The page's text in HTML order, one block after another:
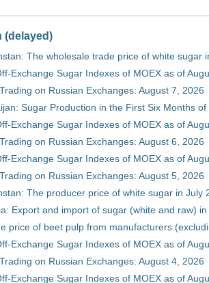
(delayed)
The wholesale trade price of white sugar
Exchange Sugar Indexes of MOEX as of
on Russian Exchanges: August 7, 2026
Sugar Production in the First Six Months of
Exchange Sugar Indexes of MOEX as of
on Russian Exchanges: August 6, 2026
Exchange Sugar Indexes of MOEX as of
on Russian Exchanges: August 5, 2026
The producer price of white sugar in July
Export and import of sugar (white and raw)
price of beet pulp from manufacturers
Exchange Sugar Indexes of MOEX as of
on Russian Exchanges: August 4, 2026
Exchange Sugar Indexes of MOEX as of